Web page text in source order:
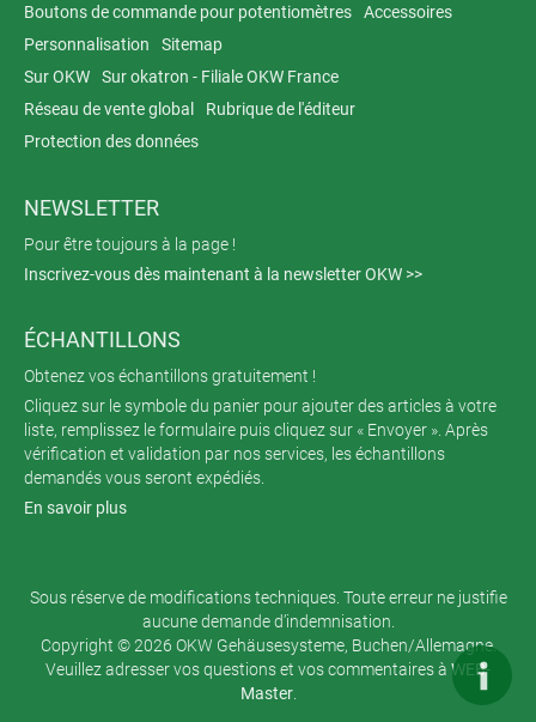
Boutons de commande pour potentiomètres
Accessoires
Personnalisation
Sitemap
Sur OKW
Sur okatron - Filiale OKW France
Réseau de vente global
Rubrique de l'éditeur
Protection des données
NEWSLETTER
Pour être toujours à la page !
Inscrivez-vous dès maintenant à la newsletter OKW >>
ÉCHANTILLONS
Obtenez vos échantillons gratuitement !
Cliquez sur le symbole du panier pour ajouter des articles à votre
liste, remplissez le formulaire puis cliquez sur « Envoyer ». Après
vérification et validation par nos services, les échantillons
demandés vous seront expédiés.
En savoir plus
Sous réserve de modifications techniques. Toute erreur ne justifie
aucune demande d’indemnisation.
Copyright © 2026 OKW Gehäusesysteme, Buchen/Allemagne.
Veuillez adresser vos questions et vos commentaires à WEB-
Master.